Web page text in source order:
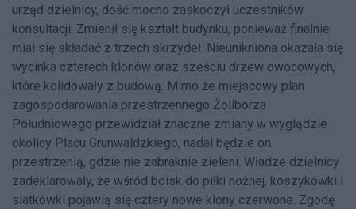
urząd dzielnicy, dość mocno zaskoczył uczestników
konsultacji. Zmienił się kształt budynku, ponieważ finalnie
miał się składać z trzech skrzydeł. Nieunikniona okazała się
wycinka czterech klonów oraz sześciu drzew owocowych,
które kolidowały z budową. Mimo że miejscowy plan
zagospodarowania przestrzennego Żoliborza
Południowego przewidział znaczne zmiany w wyglądzie
okolicy Placu Grunwaldzkiego, nadal będzie on
przestrzenią, gdzie nie zabraknie zieleni. Władze dzielnicy
zadeklarowały, że wśród boisk do piłki nożnej, koszykówki i
siatkówki pojawią się cztery nowe klony czerwone. Zgodę